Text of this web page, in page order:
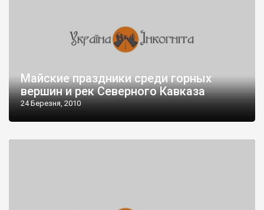
Майские праздники среди горных
вершин и рек Северного Кавказа
24 Березня, 2010